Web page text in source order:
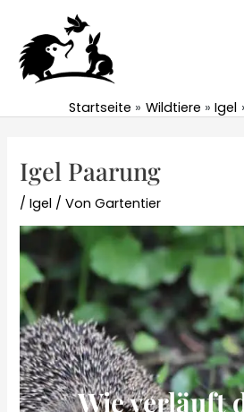
springen
Startseite Wildtiere Igel
Igel Paarung
/Igel / VonGartentier
Wie verläuft